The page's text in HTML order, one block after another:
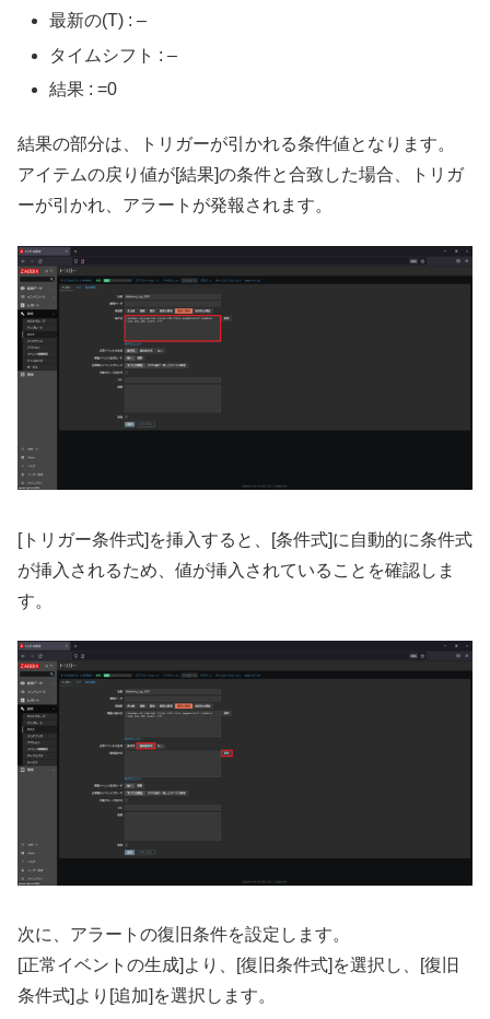
最新の(T) : –
タイムシフト : –
結果 : =0
結果の部分は、トリガーが引かれる条件値となります。
アイテムの戻り値が[結果]の条件と合致した場合、トリガ
ーが引かれ、アラートが発報されます。
[トリガー条件式]を挿入すると、[条件式]に自動的に条件式
が挿入されるため、値が挿入されていることを確認しま
す。
次に、アラートの復旧条件を設定します。
[正常イベントの生成]より、[復旧条件式]を選択し、[復旧
条件式]より[追加]を選択します。